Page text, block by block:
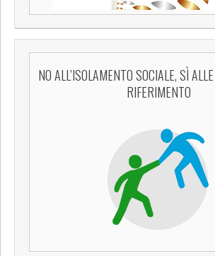
NO ALL’ISOLAMENTO SOCIALE, SÌ
RIFERIMENTO